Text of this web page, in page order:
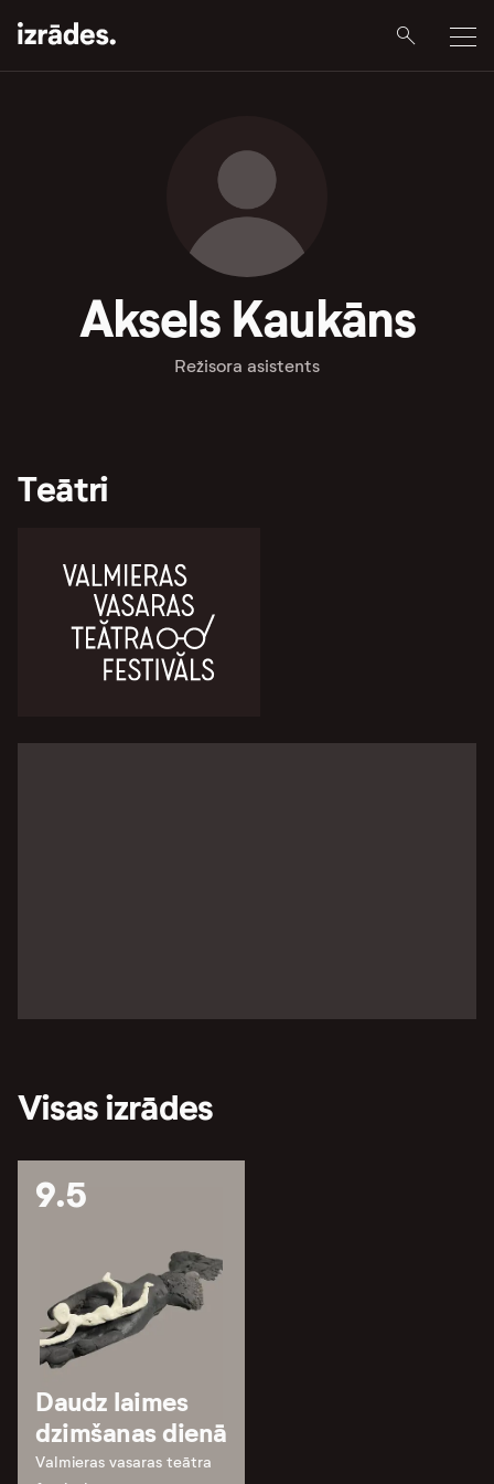
Aksels Kaukāns
Režisora asistents
Teātri
Visas izrādes
9.5
Daudz laimes
dzimšanas dienā
Valmieras vasaras teātra